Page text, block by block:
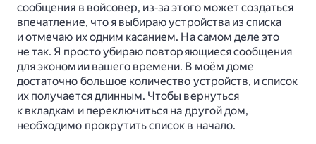
сообщения в войсовер, из‑за этого может создаться
впечатление, что я выбираю устройства из списка
и отмечаю их одним касанием. На самом деле это
не так. Я просто убираю повторяющиеся сообщения
для экономии вашего времени. В моём доме
достаточно большое количество устройств, и список
их получается длинным. Чтобы вернуться
к вкладкам и переключиться на другой дом,
необходимо прокрутить список в начало.